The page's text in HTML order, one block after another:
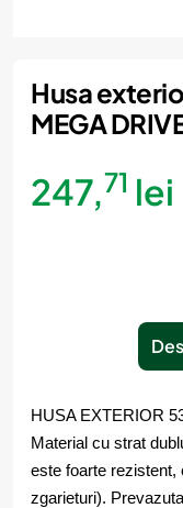
Momentan indisponibil
Husa
MEGA
247,71 lei
HUSA EXTERIOR
Material cu strat
este foarte rezistent,
zgarieturi).